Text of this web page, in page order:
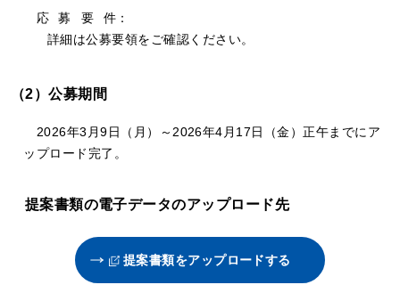
応
募 要
件：
詳細は公募要領をご確認ください。
（2）公募期間
2026年3月9日（月）～2026年4月17日（金）正午までにア
ップロード完了。
提案書類の電子データのアップロード先
提案書類をアップロードする